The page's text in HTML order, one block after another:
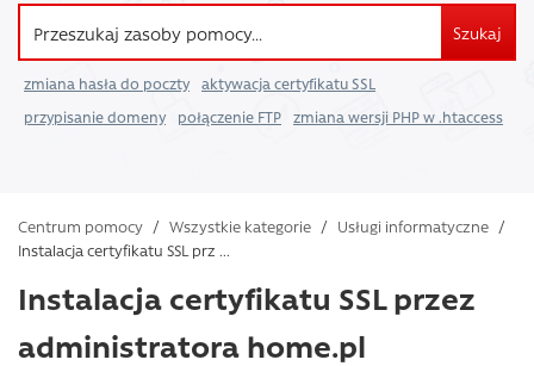
Szukaj
zmiana hasła do poczty
aktywacja certyfikatu SSL
przypisanie domeny
połączenie FTP zmiana wersji PHP w .htaccess
Centrum pomocy / Wszystkie kategorie / Usługi informatyczne /
Instalacja certyfikatu SSL prz ...
Instalacja certyfikatu SSL przez
administratora home.pl